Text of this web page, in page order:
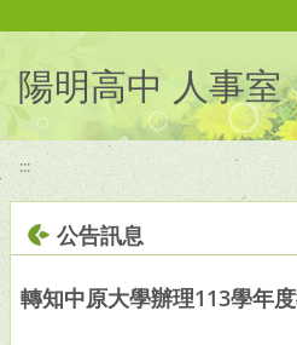
陽明高中 人事室
:::
公告訊息
轉知中原大學辦理113學年